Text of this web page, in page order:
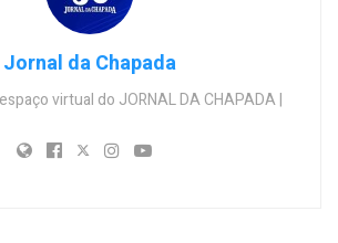
Jornal da Chapada
virtual do JORNAL DA CHAPADA |